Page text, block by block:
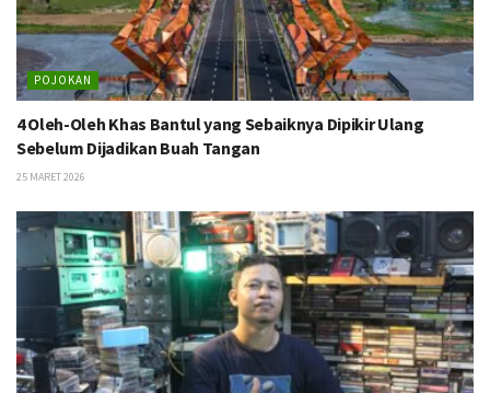
POJOKAN
4 Oleh-Oleh Khas Bantul yang Sebaiknya Dipikir Ulang
Sebelum Dijadikan Buah Tangan
25 MARET 2026